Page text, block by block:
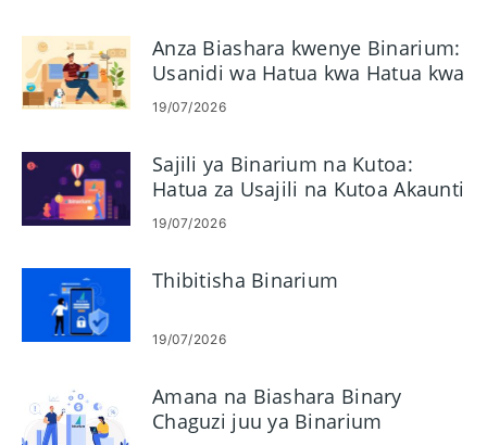
Anza Biashara kwenye Binarium:
Usanidi wa Hatua kwa Hatua kwa
Kompyuta
19/07/2026
Sajili ya Binarium na Kutoa:
Hatua za Usajili na Kutoa Akaunti
19/07/2026
Thibitisha Binarium
19/07/2026
Amana na Biashara Binary
Chaguzi juu ya Binarium